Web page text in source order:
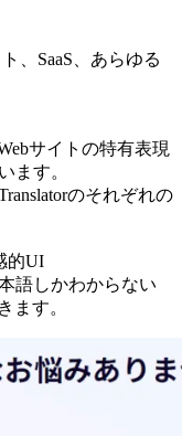
、SaaS、あらゆる
サイトの特有表現
ます。
のそれぞれの
的UI
語しかわからない
ます。